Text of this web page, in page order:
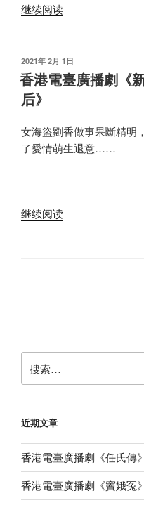
法
继续阅读“香
臺
廣
《衛
斯
故
发
布
于
2021年 2月 1日
香港電臺廣播劇《
后》
女海盜劉香做事果斷精明
了愛情萌生退意……
继续阅读“香
南
盜
皇
后》”
页
索：
近期文章
香港電臺廣播劇《任氏傳》
香港電臺廣播劇《竇娥冤》